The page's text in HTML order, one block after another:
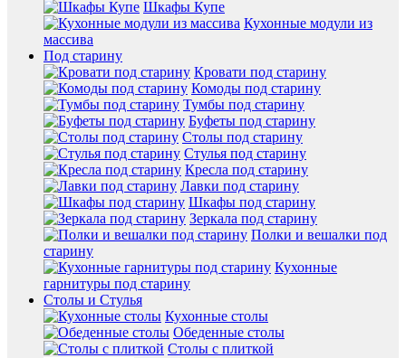
Шкафы Купе
Кухонные модули из
массива
Под старину
Кровати под старину
Комоды под старину
Тумбы под старину
Буфеты под старину
Столы под старину
Стулья под старину
Кресла под старину
Лавки под старину
Шкафы под старину
Зеркала под старину
Полки и вешалки под
старину
Кухонные
гарнитуры под старину
Столы и Стулья
Кухонные столы
Обеденные столы
Столы с плиткой